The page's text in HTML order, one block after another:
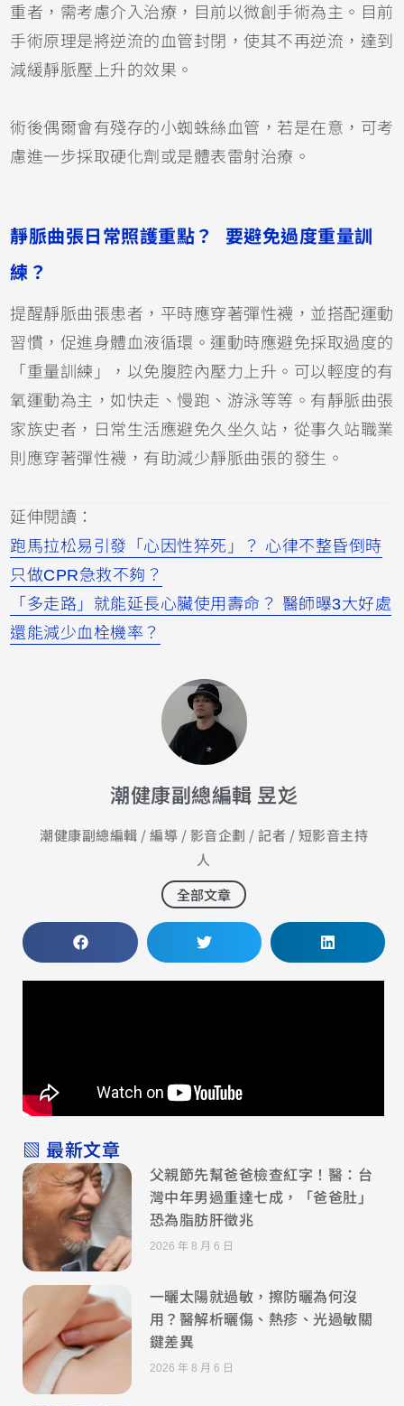
重者，需考慮介入治療，目前以微創手術為主。目前
手術原理是將逆流的血管封閉，使其不再逆流，達到
減緩靜脈壓上升的效果。
術後偶爾會有殘存的小蜘蛛絲血管，若是在意，可考
慮進一步採取硬化劑或是體表雷射治療。
靜脈曲張日常照護重點？ 要避免過度重量訓
練？
提醒靜脈曲張患者，平時應穿著彈性襪，並搭配運動
習慣，促進身體血液循環。運動時應避免採取過度的
「重量訓練」，以免腹腔內壓力上升。可以輕度的有
氧運動為主，如快走、慢跑、游泳等等。有靜脈曲張
家族史者，日常生活應避免久坐久站，從事久站職業
則應穿著彈性襪，有助減少靜脈曲張的發生。
延伸閱讀：
跑馬拉松易引發「心因性猝死」？ 心律不整昏倒時
只做CPR急救不夠？
「多走路」就能延長心臟使用壽命？ 醫師曝3大好處
還能減少血栓機率？
潮健康副總編輯 昱彣
潮健康副總編輯 / 編導 / 影音企劃 / 記者 / 短影音主持
人
全部文章
▧ 最新文章
父親節先幫爸爸檢查紅字！醫：台
灣中年男過重達七成，「爸爸肚」
恐為脂肪肝徵兆
2026 年 8 月 6 日
一曬太陽就過敏，擦防曬為何沒
用？醫解析曬傷、熱疹、光過敏關
鍵差異
2026 年 8 月 6 日